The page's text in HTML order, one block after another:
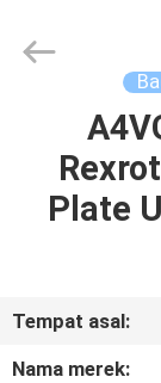
RUMAH
PRODUK
KAMI
Power
Co.,Ltd.
Plate
Tempat asal:
Nama merek: